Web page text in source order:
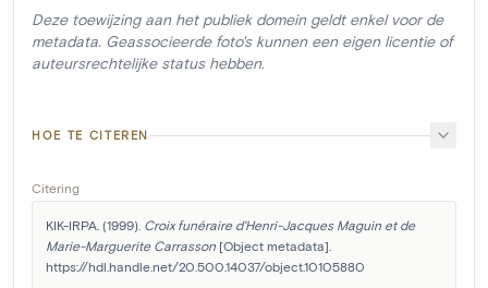
Deze toewijzing aan het publiek domein geldt enkel voor de
metadata. Geassocieerde foto's kunnen een eigen licentie of
auteursrechtelijke status hebben.
HOE TE CITEREN
Citering
KIK-IRPA. (1999). Croix funéraire d'Henri-Jacques Maguin et de
Marie-Marguerite Carrasson [Object metadata].
https://hdl.handle.net/20.500.14037/object.10105880